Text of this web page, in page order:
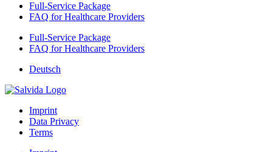
Full-Service Package
FAQ for Healthcare Providers
Full-Service Package
FAQ for Healthcare Providers
Deutsch
Imprint
Data Privacy
Terms